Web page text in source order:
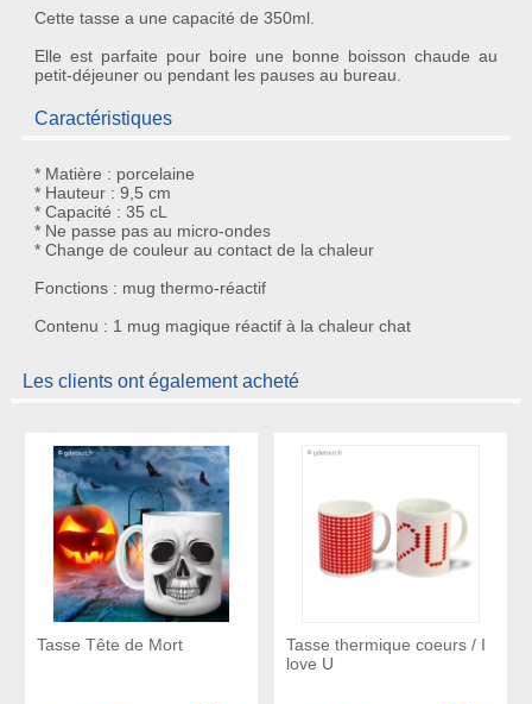
Cette tasse a une capacité de 350ml.
Elle est parfaite pour boire une bonne boisson chaude au
petit-déjeuner ou pendant les pauses au bureau.
Caractéristiques
* Matière : porcelaine
* Hauteur : 9,5 cm
* Capacité : 35 cL
* Ne passe pas au micro-ondes
* Change de couleur au contact de la chaleur
Fonctions : mug thermo-réactif
Contenu : 1 mug magique réactif à la chaleur chat
Les clients ont également acheté
Tasse Tête de Mort
Tasse thermique coeurs / I
love U